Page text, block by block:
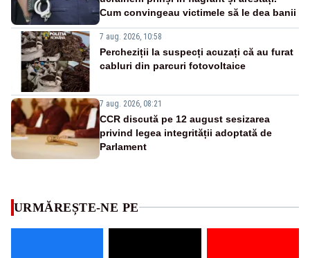
Cum convingeau victimele să le dea banii
7 aug. 2026, 10:58
Percheziții la suspecți acuzați că au furat
cabluri din parcuri fotovoltaice
7 aug. 2026, 08:21
CCR discută pe 12 august sesizarea
privind legea integrității adoptată de
Parlament
URMĂREȘTE-NE PE